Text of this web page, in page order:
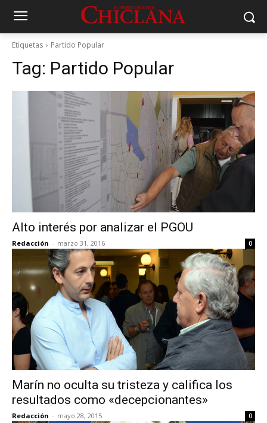
Etiquetas Partido Popular
Tag: Partido Popular
Alto interés por analizar el PGOU
Redacción - marzo 31, 2016 0
Marín no oculta su tristeza y califica los
resultados como «decepcionantes»
Redacción - mayo 28, 2015 0